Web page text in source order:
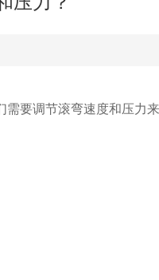
要调节滚弯速度和压力